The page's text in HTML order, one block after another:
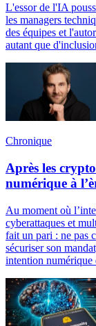
L'essor de l'IA
les managers
des équipes et
autant que
Chronique
Après les
numérique à
Au moment où
cyberattaques et
fait un pari : ne pas
sécuriser son
intention numérique